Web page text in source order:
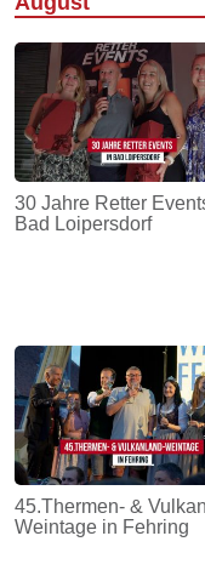
30 Jahre Retter
Bad Loipersdorf
45.Thermen- &
Weintage in Fehring